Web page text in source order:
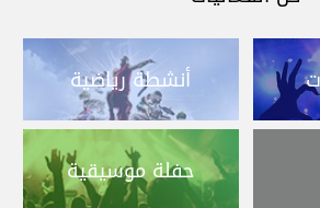
أنشطة رياضية
حفلة موسيقية